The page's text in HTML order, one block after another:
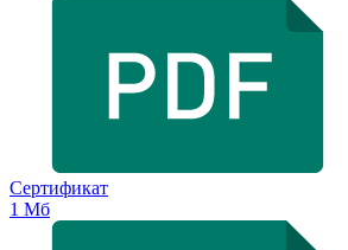
Сертификат
1 Мб